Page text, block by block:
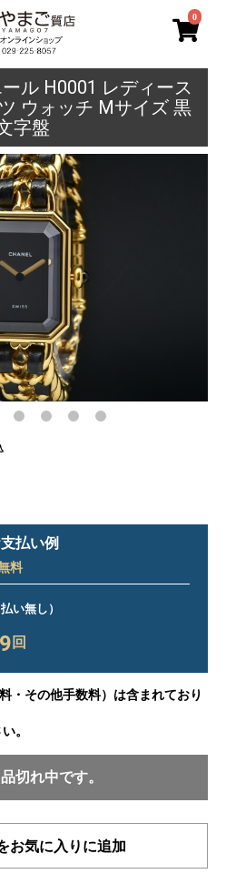
0
ル H0001 レディース
ウォッチ Mサイズ 黒
字盤
払い例
料
い無し）
9 回
・その他手数料）は含まれており
。
切れ中です。
お気に入りに追加